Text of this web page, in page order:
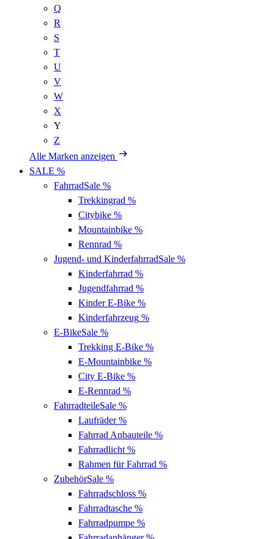
Q
R
S
T
U
V
W
X
Y
Z
Alle Marken anzeigen
SALE %
FahrradSale %
Trekkingrad %
Citybike %
Mountainbike %
Rennrad %
Jugend- und KinderfahrradSale %
Kinderfahrrad %
Jugendfahrrad %
Kinder E-Bike %
Kinderfahrzeug %
E-BikeSale %
Trekking E-Bike %
E-Mountainbike %
City E-Bike %
E-Rennrad %
FahrradteileSale %
Laufräder%
Fahrrad Anbauteile %
Fahrradlicht %
Rahmen für Fahrrad %
ZubehörSale %
Fahrradschloss %
Fahrradtasche %
Fahrradpumpe %